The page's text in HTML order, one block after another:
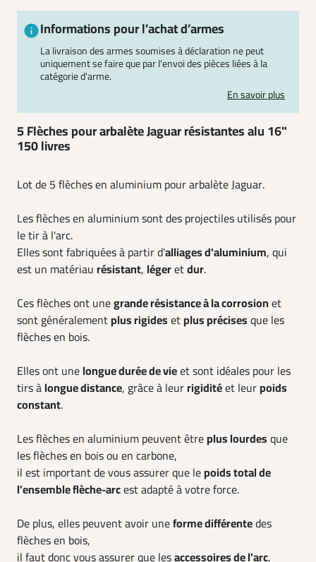
Informations pour l’achat d’armes
La livraison des armes soumises à déclaration ne peut
uniquement se faire que par l'envoi des pièces liées à la
catégorie d'arme.
En savoir plus
5 Flèches pour arbalète Jaguar résistantes alu 16"
150 livres
Lot de 5 flèches en aluminium pour arbalète Jaguar.
Les flèches en aluminium sont des projectiles utilisés pour
le tir à l'arc.
Elles sont fabriquées à partir d'alliages d'aluminium, qui
est un matériau résistant, légeretdur.
Ces flèches ont unegrande résistance à la corrosion et
sont généralementplus rigides etplus précises que les
flèches en bois.
Elles ont une longue durée de vieet sont idéales pour les
tirs à longue distance, grâce à leurrigiditéet leurpoids
constant.
Les flèches en aluminium peuvent êtreplus lourdes que
les flèches en bois ou en carbone,
il est important de vous assurer que lepoids total de
l'ensemble flèche-arcest adapté à votre force.
De plus, elles peuvent avoir uneforme différentedes
flèches en bois,
il faut donc vous assurer que lesaccessoires de l'arc,